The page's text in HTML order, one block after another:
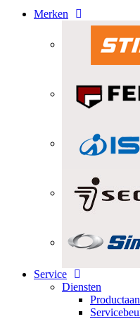
Merken
Service
Diensten